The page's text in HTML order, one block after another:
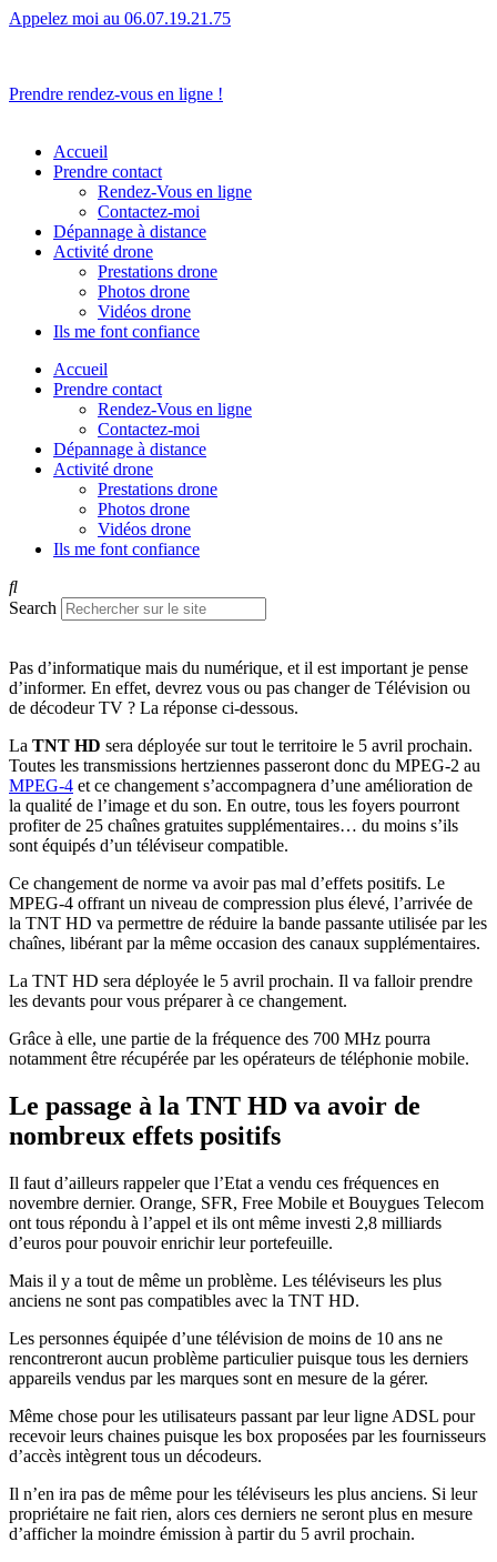
Appelez moi au 06.07.19.21.75
Prendre rendez-vous en ligne !
Accueil
Prendre contact
Rendez-Vous en ligne
Contactez-moi
Dépannage à distance
Activité drone
Prestations drone
Photos drone
Vidéos drone
Ils me font confiance
Accueil
Prendre contact
Rendez-Vous en ligne
Contactez-moi
Dépannage à distance
Activité drone
Prestations drone
Photos drone
Vidéos drone
Ils me font confiance
Search
Pas d’informatique mais du numérique, et il est important je pense
d’informer. En effet, devrez vous ou pas changer de Télévision ou
de décodeur TV ? La réponse ci-dessous.
La TNT HD sera déployée sur tout le territoire le 5 avril prochain.
Toutes les transmissions hertziennes passeront donc du MPEG-2 au
MPEG-4 et ce changement s’accompagnera d’une amélioration de
la qualité de l’image et du son. En outre, tous les foyers pourront
profiter de 25 chaînes gratuites supplémentaires… du moins s’ils
sont équipés d’un téléviseur compatible.
Ce changement de norme va avoir pas mal d’effets positifs. Le
MPEG-4 offrant un niveau de compression plus élevé, l’arrivée de
la TNT HD va permettre de réduire la bande passante utilisée par les
chaînes, libérant par la même occasion des canaux supplémentaires.
La TNT HD sera déployée le 5 avril prochain. Il va falloir prendre
les devants pour vous préparer à ce changement.
Grâce à elle, une partie de la fréquence des 700 MHz pourra
notamment être récupérée par les opérateurs de téléphonie mobile.
Le passage à la TNT HD va avoir de
nombreux effets positifs
Il faut d’ailleurs rappeler que l’Etat a vendu ces fréquences en
novembre dernier. Orange, SFR, Free Mobile et Bouygues Telecom
ont tous répondu à l’appel et ils ont même investi 2,8 milliards
d’euros pour pouvoir enrichir leur portefeuille.
Mais il y a tout de même un problème. Les téléviseurs les plus
anciens ne sont pas compatibles avec la TNT HD.
Les personnes équipée d’une télévision de moins de 10 ans ne
rencontreront aucun problème particulier puisque tous les derniers
appareils vendus par les marques sont en mesure de la gérer.
Même chose pour les utilisateurs passant par leur ligne ADSL pour
recevoir leurs chaines puisque les box proposées par les fournisseurs
d’accès intègrent tous un décodeurs.
Il n’en ira pas de même pour les téléviseurs les plus anciens. Si leur
propriétaire ne fait rien, alors ces derniers ne seront plus en mesure
d’afficher la moindre émission à partir du 5 avril prochain.